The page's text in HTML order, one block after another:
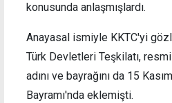
konusunda anlaşmışlardı.
Anayasal ismiyle KKTC'yi
Türk Devletleri Teşkilatı,
adını ve bayrağını da 15
Bayramı'nda eklemişti.